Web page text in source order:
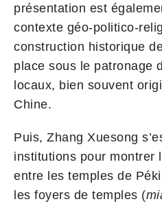
présentation est
contexte géo-politico-
construction historique
place sous le patronage
locaux, bien souvent
Chine.
Puis, Zhang Xuesong
institutions pour montrer
entre les temples de
les foyers de temples (